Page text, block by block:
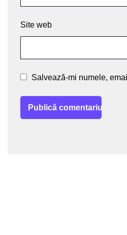
Site web
Salvează-mi numele,